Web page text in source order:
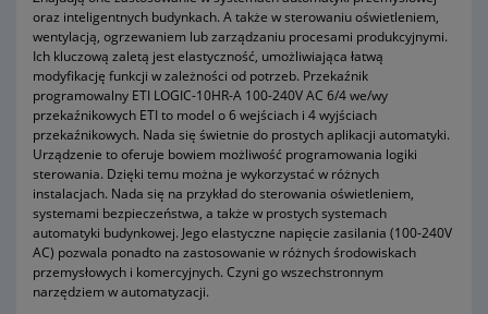
oraz inteligentnych budynkach. A także w sterowaniu oświetleniem,
wentylacją, ogrzewaniem lub zarządzaniu procesami produkcyjnymi.
Ich kluczową zaletą jest elastyczność, umożliwiająca łatwą
modyfikację funkcji w zależności od potrzeb. Przekaźnik
programowalny ETI LOGIC-10HR-A 100-240V AC 6/4 we/wy
przekaźnikowych ETI to model o 6 wejściach i 4 wyjściach
przekaźnikowych. Nada się świetnie do prostych aplikacji automatyki.
Urządzenie to oferuje bowiem możliwość programowania logiki
sterowania. Dzięki temu można je wykorzystać w różnych
instalacjach. Nada się na przykład do sterowania oświetleniem,
systemami bezpieczeństwa, a także w prostych systemach
automatyki budynkowej. Jego elastyczne napięcie zasilania (100-240V
AC) pozwala ponadto na zastosowanie w różnych środowiskach
przemysłowych i komercyjnych. Czyni go wszechstronnym
narzędziem w automatyzacji.